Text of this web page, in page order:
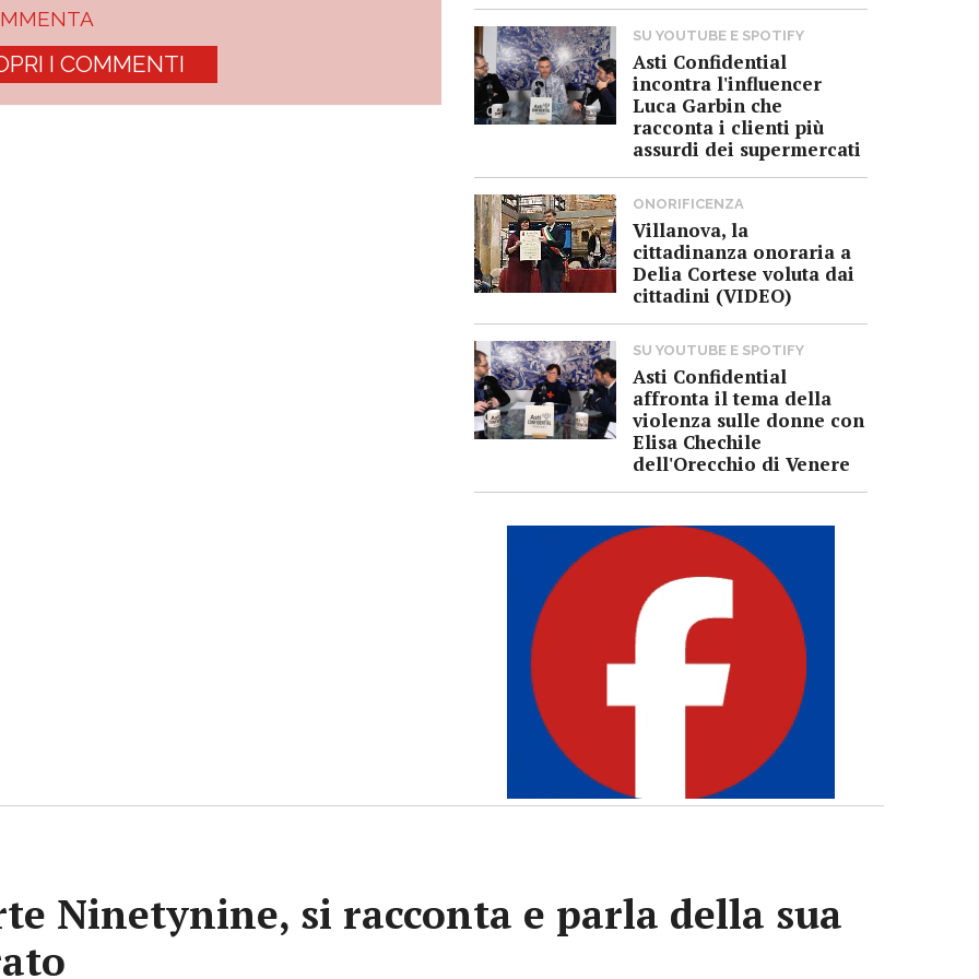
I COMMENTI
SU YOUTUBE E SPOTIFY
Asti Confidential
incontra l'influencer
Luca Garbin che
racconta i clienti più
assurdi dei supermercati
ONORIFICENZA
Villanova, la
cittadinanza onoraria a
Delia Cortese voluta dai
cittadini (VIDEO)
SU YOUTUBE E SPOTIFY
Asti Confidential
affronta il tema della
violenza sulle donne con
Elisa Chechile
dell'Orecchio di Venere
Ninetynine, si racconta e parla della sua